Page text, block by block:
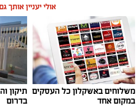
אולי יעניין אותך
משלוחים באשקלון כל העסקים
במקום אחד
תיקון
בדרום